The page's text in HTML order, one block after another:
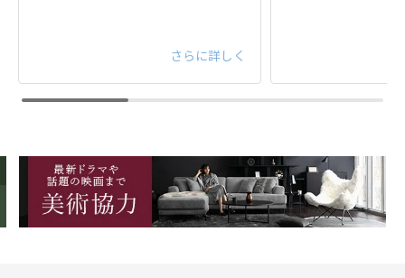
りとリラックススペースを確保し、深いやすらぎを
生みます。背もたれは肩まで支えるハイバックのよ
うな、優しく全身を包み込むボリューム感。くつろ
くい快適性を実現しました。
さらに詳しく